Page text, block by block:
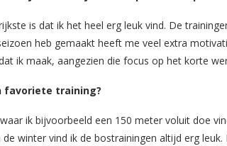
is dat ik het heel erg leuk vind. De
heb gemaakt heeft me veel extra
ik maak, aangezien die focus op het korte
favoriete training?
waar ik bijvoorbeeld een 150 meter voluit doe
de winter vind ik de bostrainingen altijd erg